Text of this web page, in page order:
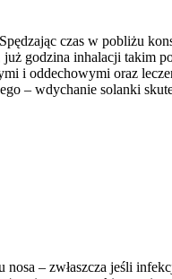
czas w pobliżu
godzina inhalacji takim
i oddechowymi oraz
– wdychanie solanki
– zwłaszcza jeśli